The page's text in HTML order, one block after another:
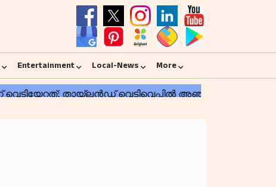
Entertainment Local-News More